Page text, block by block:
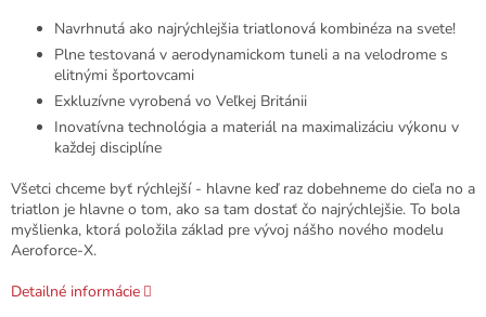
Navrhnutá ako najrýchlejšia triatlonová kombinéza na svete!
Plne testovaná v aerodynamickom tuneli a na velodrome s
elitnými športovcami
Exkluzívne vyrobená vo Veľkej Británii
Inovatívna technológia a materiál na maximalizáciu výkonu v
každej disciplíne
Všetci chceme byť rýchlejší - hlavne keď raz dobehneme do cieľa no a
triatlon je hlavne o tom, ako sa tam dostať čo najrýchlejšie. To bola
myšlienka, ktorá položila základ pre vývoj nášho nového modelu
Aeroforce-X.
Detailné informácie